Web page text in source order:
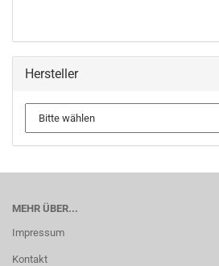
Hersteller
MEHR ÜBER...
Impressum
Kontakt